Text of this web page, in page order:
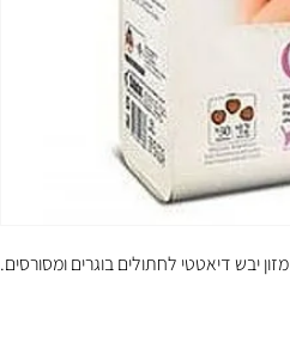
מזון יבש דיאטטי לחתולים בוגרים ומסורסים.